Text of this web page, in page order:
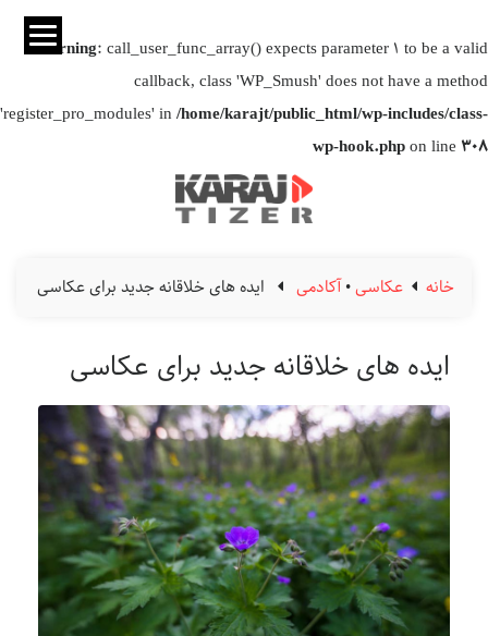
Warning: call_user_func_array() expects parameter 1 to be a valid
callback, class 'WP_Smush' does not have a method
'register_pro_modules' in/home/karajt/public_html/wp-includes/class-
wp-hook.phpon line 308
خانه عکاسی•آکادمی ایده های خلاقانه جدید برای عکاسی
ایده های خلاقانه جدید برای عکاسی